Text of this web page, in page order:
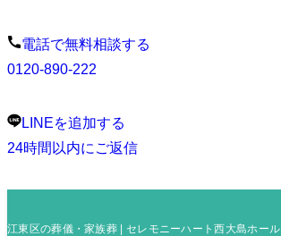
電話で無料相談する
0120-890-222
LINEを追加する
24時間以内にご返信
江東区の葬儀・家族葬 | セレモニーハート西大島ホール